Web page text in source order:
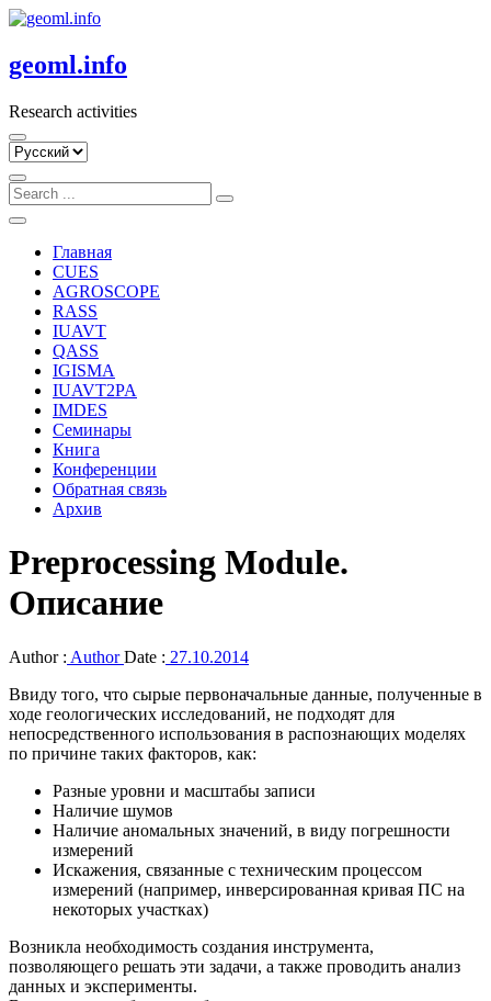
Skip
content
geoml.info
Research activities
Выбрать
Главная
CUES
AGROSCOPE
RASS
IUAVT
QASS
IGISMA
IUAVT2PA
IMDES
Семинары
Книга
Конференции
Обратная связь
Архив
Preprocessing Module.
Описание
Author : AuthorDate : 27.10.2014
Ввиду того, что сырые первоначальные данные, полученные в
ходе геологических исследований, не подходят для
непосредственного использования в распознающих моделях
по причине таких факторов, как:
Разные уровни и масштабы записи
Наличие шумов
Наличие аномальных значений, в виду погрешности
измерений
Искажения, связанные с техническим процессом
измерений (например, инверсированная кривая ПС на
некоторых участках)
Возникла необходимость создания инструмента,
позволяющего решать эти задачи, а также проводить анализ
данных и эксперименты.